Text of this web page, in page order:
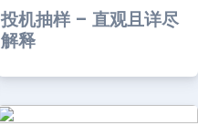
投机抽样 – 直观且详尽
解释